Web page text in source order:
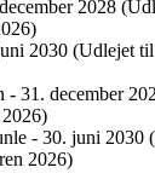
2028
2030 (Udlejet
- 31. december
- 30. juni 2030
2026)